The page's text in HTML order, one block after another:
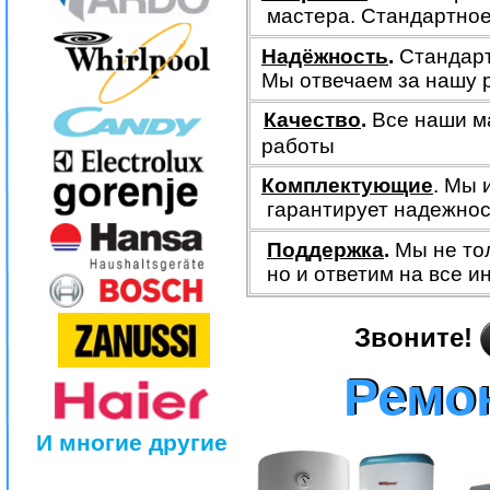
мастера.
Надёжность.
Мы отвечаем за нашу
Качество. Все наши
работы
Комплектующие. Мы
гарантирует
Поддержка. Мы не
но и ответим на все
Звоните!
И многие другие